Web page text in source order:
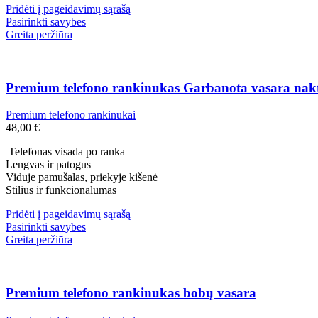
Pridėti į pageidavimų sąrašą
Pasirinkti savybes
Greita peržiūra
Premium telefono rankinukas Garbanota vasara
Premium telefono rankinukai
48,00 €
Telefonas visada po ranka
Lengvas ir patogus
Viduje pamušalas, priekyje kišenė
Stilius ir funkcionalumas
Pridėti į pageidavimų sąrašą
Pasirinkti savybes
Greita peržiūra
Premium telefono rankinukas bobų vasara